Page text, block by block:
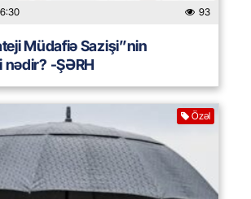
93
Müdafiə Sazişi”nin
nədir? -ŞƏRH
Özəl